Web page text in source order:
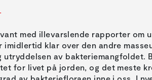
med illevarslende rapporter om
imidlertid klar over den andre
utryddelsen av bakteriemangfoldet.
for livet på jorden, og det meste